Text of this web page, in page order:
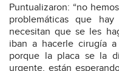
Puntualizaron: “no
problemáticas que
necesitan que se les
iban a hacerle cirugía
porque la placa se la
urgente, están